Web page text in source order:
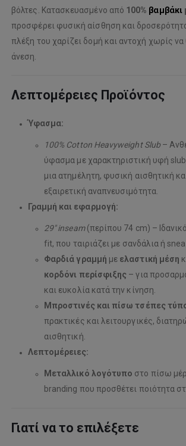
βόλτες. Κατασκευασμένο από 100% βαμβάκι
προσφέρει φυσική αίσθηση και
πλέξη του χαρίζει δομή και αντοχή χωρίς να
άνεση.
Λεπτομέρειες Προϊόντος
Ύφασμα:
100% Cotton Heavyweight Slub–
ύφασμα με χαρακτηριστική υφή
μια ατημέλητη, φυσική αισθητική
εξαιρετική αναπνευσιμότητα.
Γραμμή και εφαρμογή:
29″ inseam(περίπου 74 cm) –
fit, που ταιριάζει με σανδάλια ή
Φαρδιά γραμμή με ελαστική μέση
κορδόνι περίσφιξης – για
και ευκολία κατά την κίνηση.
Μπροστινές και πίσω τσέπες
πρακτικές και λειτουργικές,
αισθητική.
Λεπτομέρειες:
Μεταλλικό λογότυπο στο πίσω
branding που προσθέτει ποιότητα
Γιατί να το επιλέξετε